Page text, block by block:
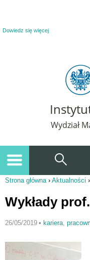
Dowiedz się więcej
Wydział
Strona główna› Aktualności ›
Wykłady
26/05/2019 • kariera,